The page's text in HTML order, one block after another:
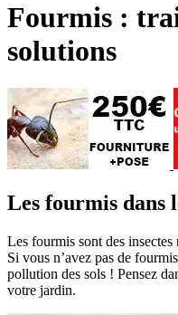
Fourmis :
solutions
Les fourmis dans
Les fourmis sont des insectes
Si vous n’avez pas de
pollution des sols ! Pensez
votre jardin.